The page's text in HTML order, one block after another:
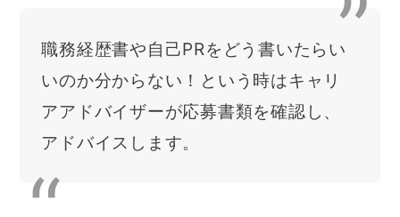
職務経歴書や自己PRをどう書いたらい
いのか分からない！という時はキャリ
アアドバイザーが応募書類を確認し、
アドバイスします。